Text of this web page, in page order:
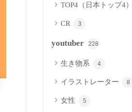
TOP4（日本トップ4）
CR 3
youtuber 228
生き物系 4
イラストレーター 8
女性 5